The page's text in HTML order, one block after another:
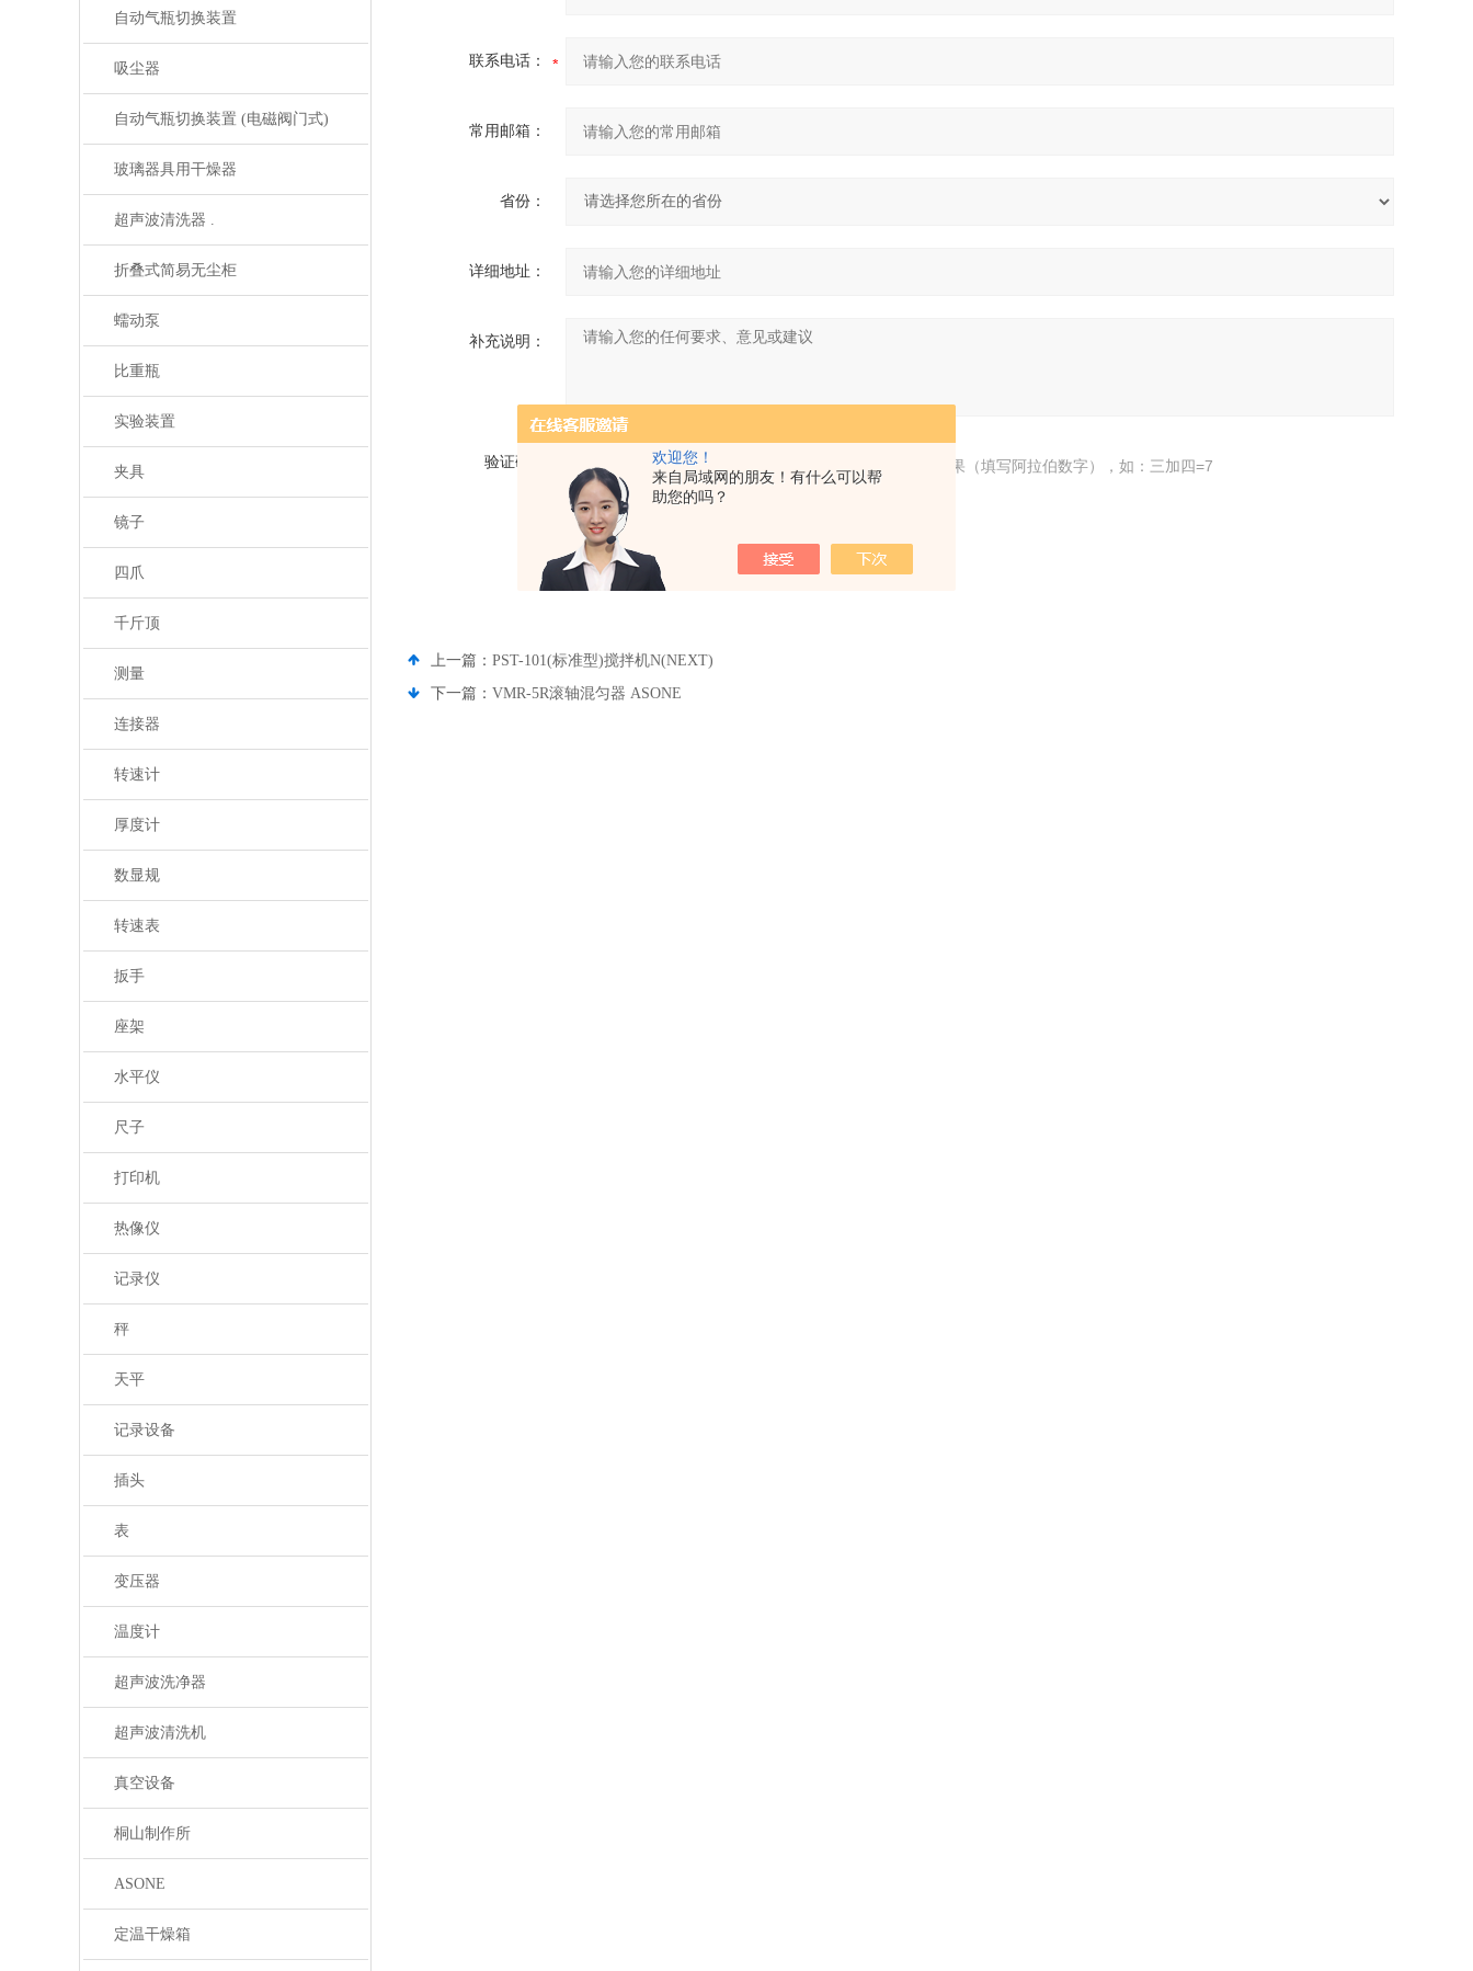
欢迎您！
来自局域网的朋友！有什么可以帮
助您的吗？
自动气瓶切换装置
吸尘器
自动气瓶切换装置 (电磁阀门式)
玻璃器具用干燥器
超声波清洗器 .
折叠式简易无尘柜
蠕动泵
比重瓶
实验装置
夹具
镜子
四爪
千斤顶
测量
连接器
转速计
厚度计
数显规
转速表
扳手
座架
水平仪
尺子
打印机
热像仪
记录仪
秤
天平
记录设备
插头
表
变压器
温度计
超声波洗净器
超声波清洗机
真空设备
桐山制作所
ASONE
定温干燥箱
联系电话：
常用邮箱：
省份：
详细地址：
补充说明：
验证码： 请输入计算结果（填写阿拉伯数字），如：三加四=7
上一篇： PST-101(标准型)搅拌机N(NEXT)
下一篇： VMR-5R滚轴混匀器 ASONE